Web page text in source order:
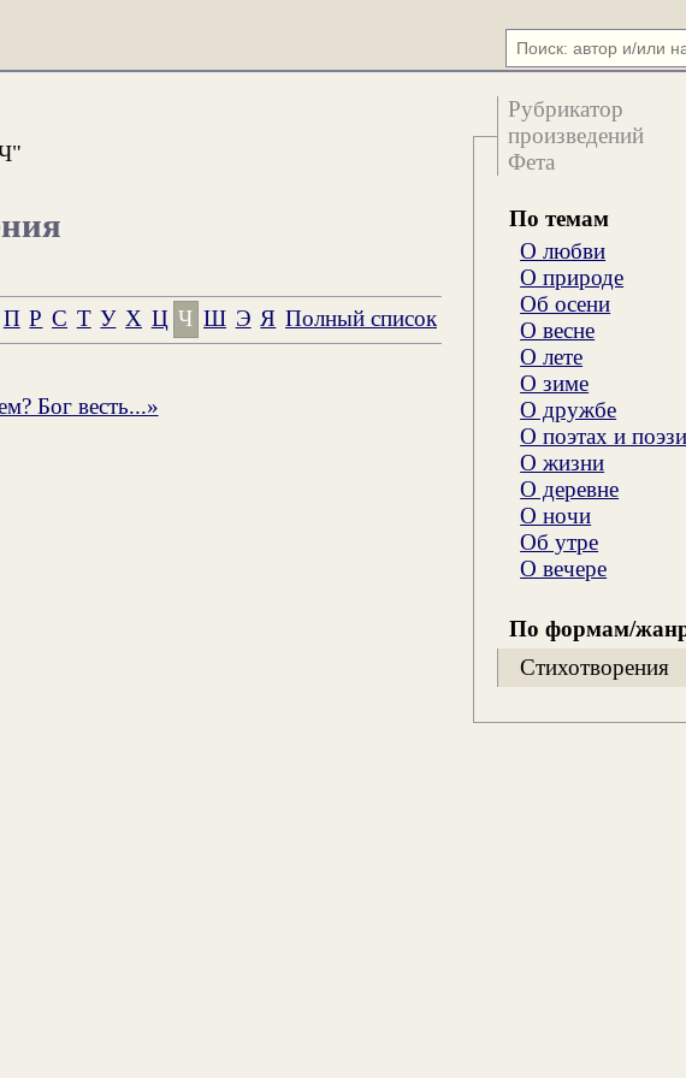
Рубрикатор
произведений
Фета
По темам
О любви
О природе
Об осени
О весне
О лете
О зиме
О дружбе
О поэтах и
О жизни
О деревне
О ночи
Об утре
О вечере
По формам/
Стихотворения
П Р С Т У Х Ц Ч Ш Э Я Полный список
Бог весть...»